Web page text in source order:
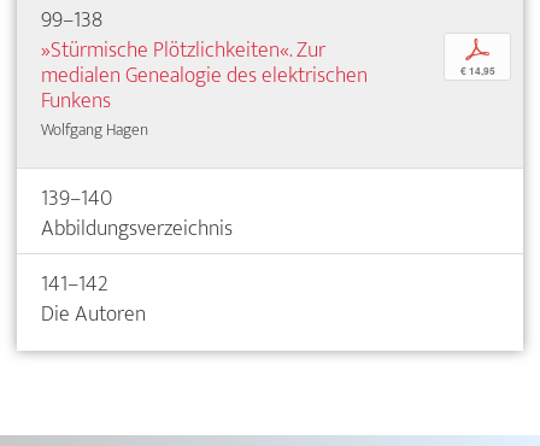
99–138
»Stürmische Plötzlichkeiten«. Zur
medialen Genealogie des elektrischen
Funkens
Wolfgang Hagen
p
€ 14,95
139–140
Abbildungsverzeichnis
141–142
Die Autoren